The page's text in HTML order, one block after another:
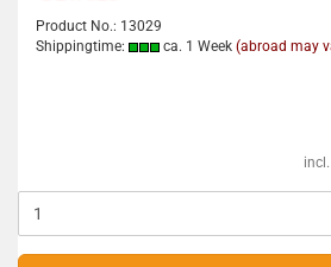
Product No.: 13029
Shippingtime:
ca. 1 Week (abroad may